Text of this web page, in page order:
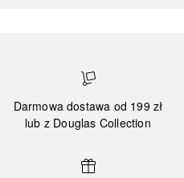
Darmowa dostawa od 199 zł
lub z Douglas Collection